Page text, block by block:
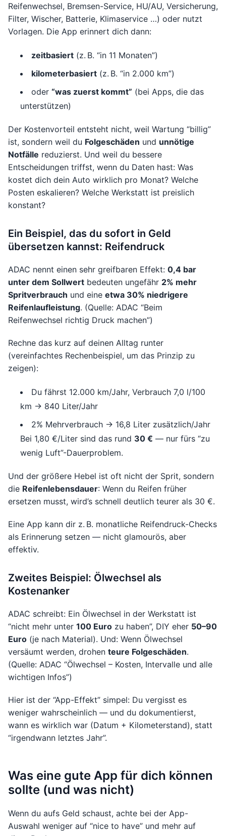
Reifenwechsel, Bremsen-Service, HU/AU, Versicherung,
Filter, Wischer, Batterie, Klimaservice …) oder nutzt
Vorlagen. Die App erinnert dich dann:
zeitbasiert (z. B. “in 11 Monaten”)
kilometerbasiert (z. B. “in 2.000 km”)
oder “was zuerst kommt” (bei Apps, die das
unterstützen)
Der Kostenvorteil entsteht nicht, weil Wartung “billig”
ist, sondern weil du Folgeschäden und unnötige
Notfälle reduzierst. Und weil du bessere
Entscheidungen triffst, wenn du Daten hast: Was
kostet dich dein Auto wirklich pro Monat? Welche
Posten eskalieren? Welche Werkstatt ist preislich
konstant?
Ein Beispiel, das du sofort in Geld
übersetzen kannst: Reifendruck
ADAC nennt einen sehr greifbaren Effekt: 0,4 bar
unter dem Sollwert bedeuten ungefähr 2% mehr
Spritverbrauch und eine etwa 30% niedrigere
Reifenlaufleistung. (Quelle: ADAC “Beim
Reifenwechsel richtig Druck machen”)
Rechne das kurz auf deinen Alltag runter
(vereinfachtes Rechenbeispiel, um das Prinzip zu
zeigen):
Du fährst 12.000 km/Jahr, Verbrauch 7,0 l/100
km → 840 Liter/Jahr
2% Mehrverbrauch → 16,8 Liter zusätzlich/Jahr
Bei 1,80 €/Liter sind das rund 30 € — nur fürs “zu
wenig Luft”-Dauerproblem.
Und der größere Hebel ist oft nicht der Sprit, sondern
die Reifenlebensdauer: Wenn du Reifen früher
ersetzen musst, wird’s schnell deutlich teurer als 30 €.
Eine App kann dir z. B. monatliche Reifendruck-Checks
als Erinnerung setzen — nicht glamourös, aber
effektiv.
Zweites Beispiel: Ölwechsel als
Kostenanker
ADAC schreibt: Ein Ölwechsel in der Werkstatt ist
“nicht mehr unter 100 Euro zu haben”, DIY eher 50–90
Euro (je nach Material). Und: Wenn Ölwechsel
versäumt werden, drohen teure Folgeschäden.
(Quelle: ADAC “Ölwechsel – Kosten, Intervalle und alle
wichtigen Infos”)
Hier ist der “App-Effekt” simpel: Du vergisst es
weniger wahrscheinlich — und du dokumentierst,
wann es wirklich war (Datum + Kilometerstand), statt
“irgendwann letztes Jahr”.
Was eine gute App für dich können
sollte (und was nicht)
Wenn du aufs Geld schaust, achte bei der App-
Auswahl weniger auf “nice to have” und mehr auf